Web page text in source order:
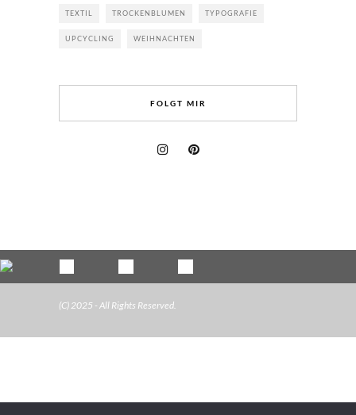
TEXTIL TROCKENBLUMEN TYPOGRAFIE
UPCYCLING WEIHNACHTEN
FOLGT MIR
(C) 2025 - All Rights Reserved.